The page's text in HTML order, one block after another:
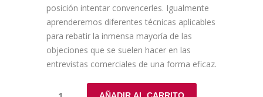
posición intentar convencerles. Igualmente
aprenderemos diferentes técnicas aplicables
para rebatir la inmensa mayoría de las
objeciones que se suelen hacer en las
entrevistas comerciales de una forma eficaz.
AÑADIR AL CARRITO